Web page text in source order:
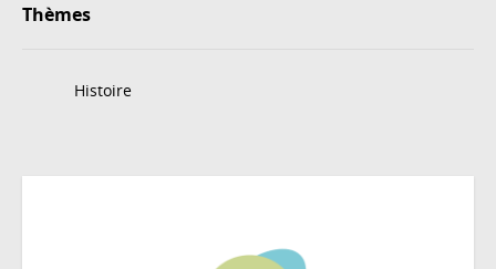
Thèmes
Histoire